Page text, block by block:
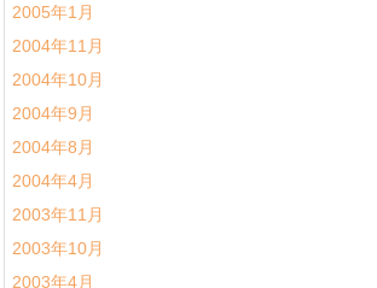
2005年1月
2004年11月
2004年10月
2004年9月
2004年8月
2004年4月
2003年11月
2003年10月
2003年4月